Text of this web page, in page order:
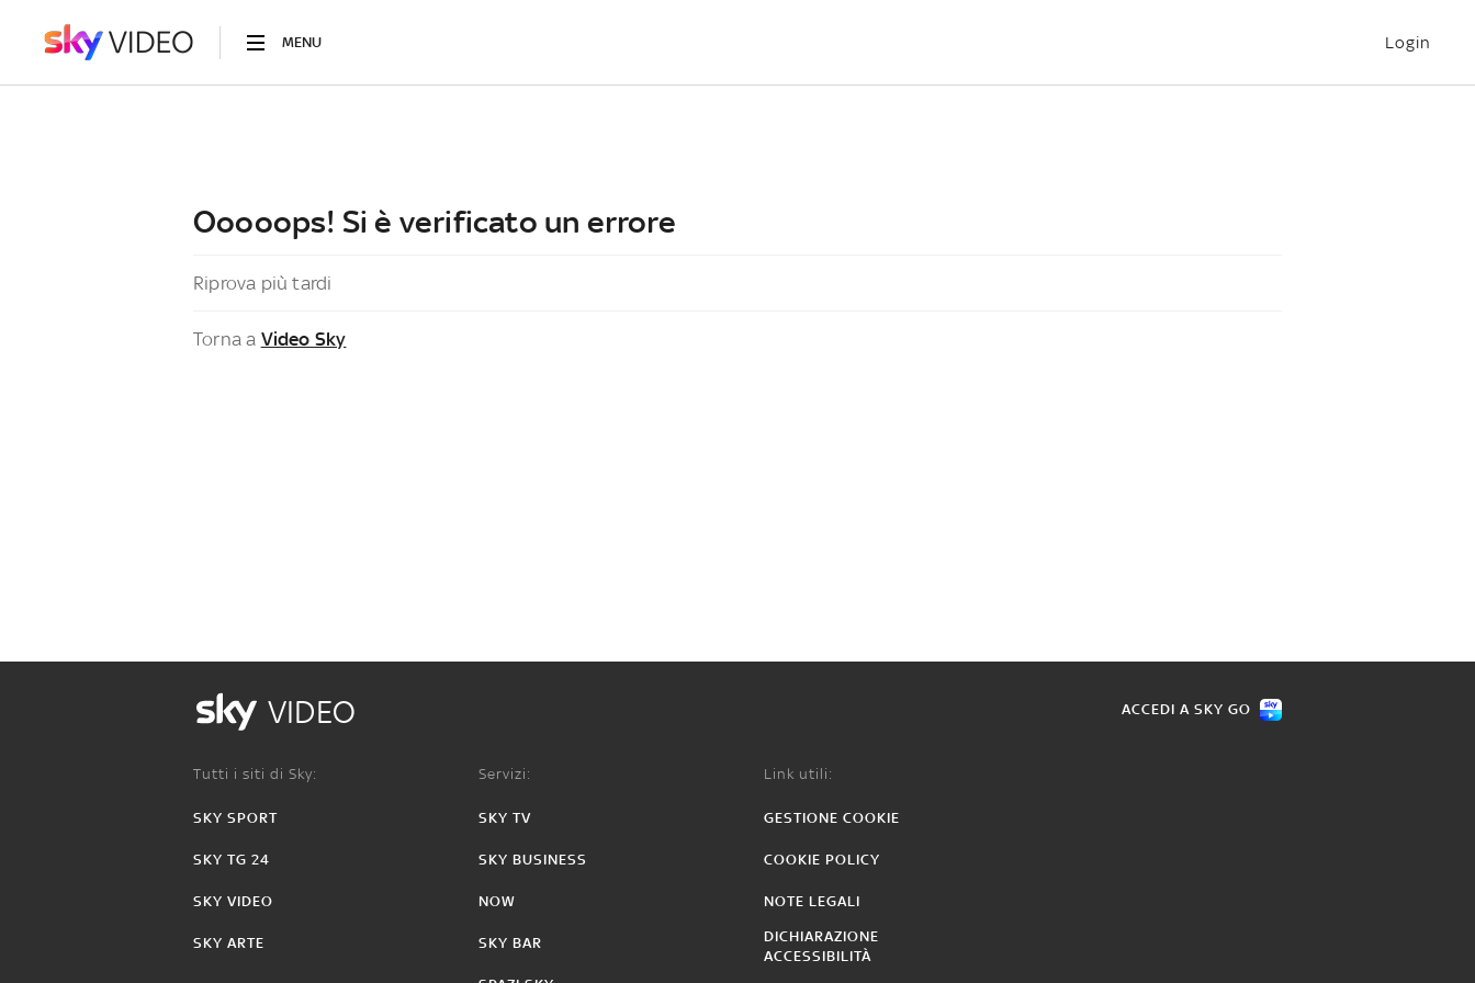
MENU Login
Ooooops! Si è verificato un errore
Riprova più tardi
Torna a Video Sky
VIDEO ACCEDI A SKY GO
Tutti i siti di Sky:
SKY SPORT
SKY TG 24
SKY VIDEO
SKY ARTE
Servizi:
SKY TV
SKY BUSINESS
NOW
SKY BAR
Link utili:
GESTIONE COOKIE
COOKIE POLICY
NOTE LEGALI
DICHIARAZIONE
ACCESSIBILITÀ